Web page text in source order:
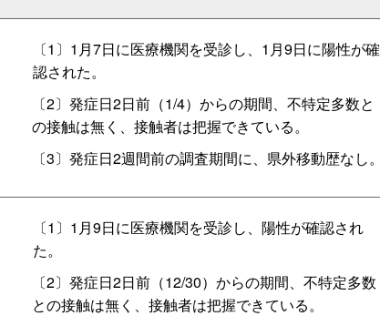
〔1〕1月7日に医療機関を受診し、1月9日に陽性が確
認された。
〔2〕発症日2日前（1/4）からの期間、不特定多数と
の接触は無く、接触者は把握できている。
〔3〕発症日2週間前の調査期間に、県外移動歴なし。
〔1〕1月9日に医療機関を受診し、陽性が確認され
た。
〔2〕発症日2日前（12/30）からの期間、不特定多数
との接触は無く、接触者は把握できている。